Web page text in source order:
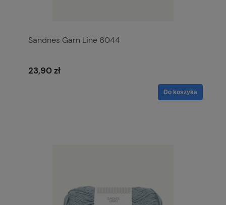
Sandnes Garn Line 6044
23,90 zł
Do koszyka